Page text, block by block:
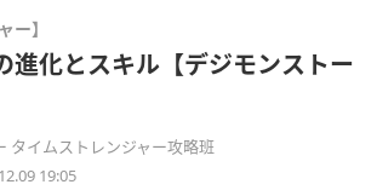
ー】
進化とスキル【デジモンストー
タイムストレンジャー攻略班
19:05